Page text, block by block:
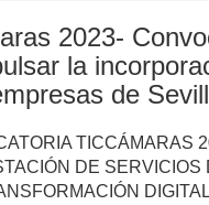
2023-
la
de
TICCÁMARAS
DE SERVICIOS